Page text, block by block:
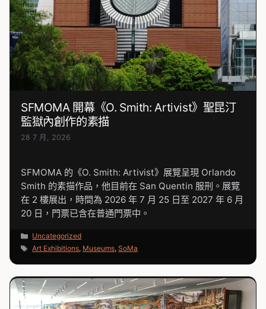
SFMOMA 開幕《O. Smith: Artivist》聖昆汀
監獄內創作的素描
28 7 月, 2026
SFMOMA 的《O. Smith: Artivist》展覽呈現 Orlando
Smith 的素描作品，他目前在 San Quentin 服刑。展覽
在 2 樓展出，時間為 2026 年 7 月 25 日至 2027 年 6 月
20 日，門票已含在普通門票中。
分
類
Uncategorized
標
Art Exhibitions, Museums,SoMa